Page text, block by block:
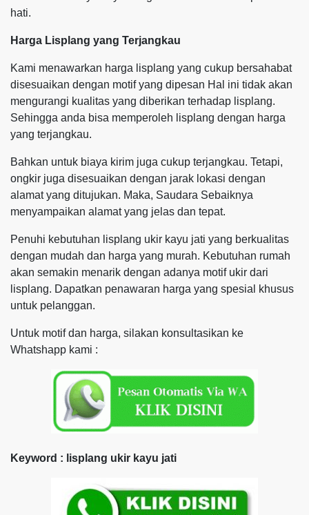
hati.
Harga Lisplang yang Terjangkau
Kami menawarkan harga lisplang yang cukup bersahabat
disesuaikan dengan motif yang dipesan Hal ini tidak akan
mengurangi kualitas yang diberikan terhadap lisplang.
Sehingga anda bisa memperoleh lisplang dengan harga
yang terjangkau.
Bahkan untuk biaya kirim juga cukup terjangkau. Tetapi,
ongkir juga disesuaikan dengan jarak lokasi dengan
alamat yang ditujukan. Maka, Saudara Sebaiknya
menyampaikan alamat yang jelas dan tepat.
Penuhi kebutuhan lisplang ukir kayu jati yang berkualitas
dengan mudah dan harga yang murah. Kebutuhan rumah
akan semakin menarik dengan adanya motif ukir dari
lisplang. Dapatkan penawaran harga yang spesial khusus
untuk pelanggan.
Untuk motif dan harga, silakan konsultasikan ke
Whatshapp kami :
Keyword : lisplang ukir kayu jati